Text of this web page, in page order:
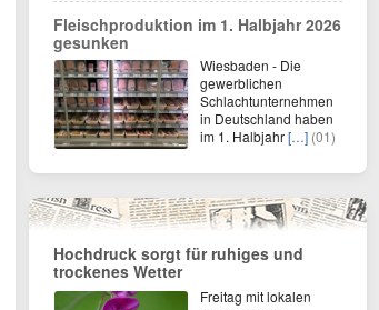
Fleischproduktion im 1. Halbjahr 2026
gesunken
Wiesbaden - Die
gewerblichen
Schlachtunternehmen
in Deutschland haben
im 1. Halbjahr[…] (01)
Hochdruck sorgt für ruhiges und
trockenes Wetter
Freitag mit lokalen